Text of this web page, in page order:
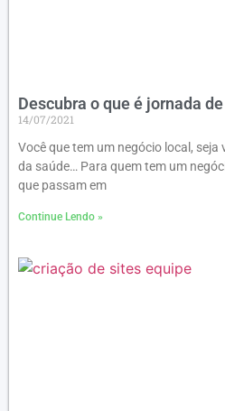
Descubra o que é jornada
14/07/2021
Você que tem um negócio local,
da saúde… Para quem tem um
que passam em
Continue Lendo »